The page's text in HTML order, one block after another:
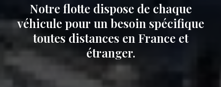
Notre flotte dispose de chaque
véhicule pour un besoin spécifique
toutes distances en France et
étranger.